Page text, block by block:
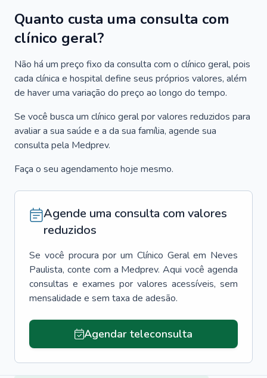
Quanto custa uma consulta com
clínico geral?
Não há um preço fixo da consulta com o clínico geral, pois
cada clínica e hospital define seus próprios valores, além
de haver uma variação do preço ao longo do tempo.
Se você busca um clínico geral por valores reduzidos para
avaliar a sua saúde e a da sua família, agende sua
consulta pela Medprev.
Faça o seu agendamento hoje mesmo.
Agende uma consulta com valores
reduzidos
Se você procura por um Clínico Geral em Neves
Paulista, conte com a Medprev. Aqui você agenda
consultas e exames por valores acessíveis, sem
mensalidade e sem taxa de adesão.
Agendar teleconsulta